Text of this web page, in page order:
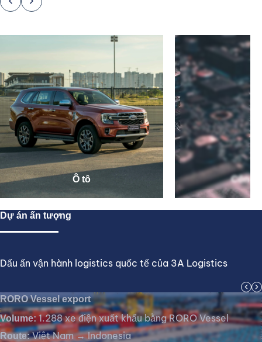
Ô tô Công
Dự án ấn tượng
Dấu ấn vận hành logistics quốc tế của 3A Logistics
chevron_leftchevron_right
RORO Vessel export
Volume: 1.288 xe điện xuất khẩu bằng RORO Vessel
Route: Việt Nam → Indonesia